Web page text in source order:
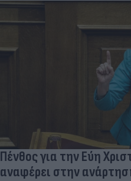
Πένθος για την Εύη
αναφέρει στην